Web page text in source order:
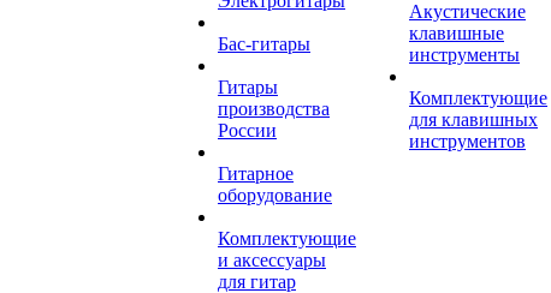
Бас-гитары
Гитары
производства
России
Гитарное
оборудование
Комплектующие
и аксессуары
для гитар
Акустические
клавишные
инструменты
Комплектующие
для клавишных
инструментов